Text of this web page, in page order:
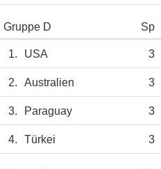
Gruppe D Sp
1. USA 3
2. Australien 3
3. Paraguay 3
4. Türkei 3